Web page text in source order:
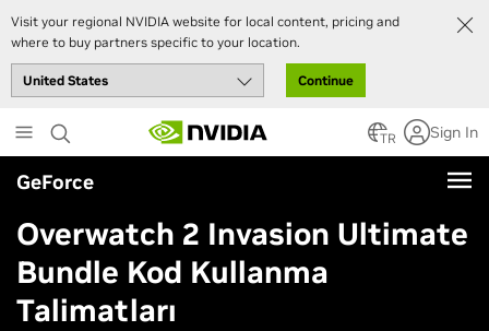
Visit your regional NVIDIA website for local content, pricing and
where to buy partners specific to your location.
Continue
to
main
content
TR Sign In
GeForce
Overwatch 2 Invasion Ultimate
Bundle Kod Kullanma
Talimatları